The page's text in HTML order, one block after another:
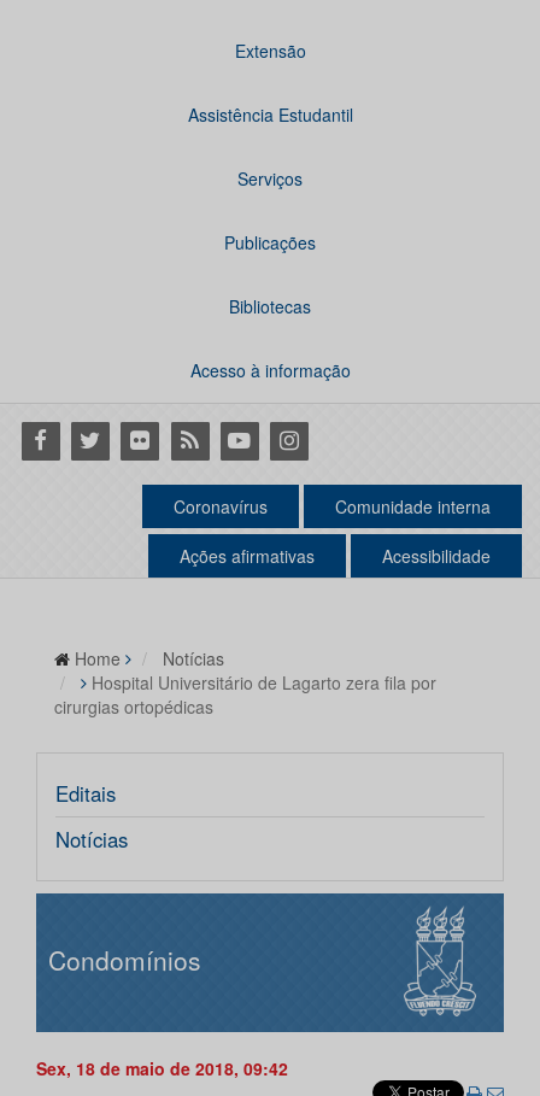
Extensão
Assistência Estudantil
Serviços
Publicações
Bibliotecas
Acesso à informação
Facebook
Twitter Flickr RSS YoutubeInstagram
Coronavírus Comunidade interna
Ações afirmativas Acessibilidade
Home
Notícias
Hospital Universitário de Lagarto zera fila por
cirurgias ortopédicas
Editais
Notícias
Condomínios
Sex, 18 de maio de 2018, 09:42